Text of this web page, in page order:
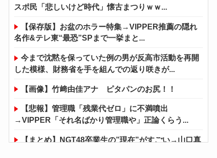
スポ民「悲しいけど時代」懐古まつりｗｗ...
【保存版】お盆のホラー特集→VIPPER推薦の隠れ
名作&テレ東“最恐”SPまで一挙まと...
今まで沈黙を保っていた例の男が反高市活動を再開
した模様、財務省を手を組んでの返り咲きが...
【画像】竹﨑由佳アナ ピタパンのお尻！！
【悲報】管理職「残業代ゼロ」に不満噴出
→VIPPER「それ名ばかり管理職や」正論くらう...
【まとめ】NGT48卒業生の”現在”がすごい→山口真